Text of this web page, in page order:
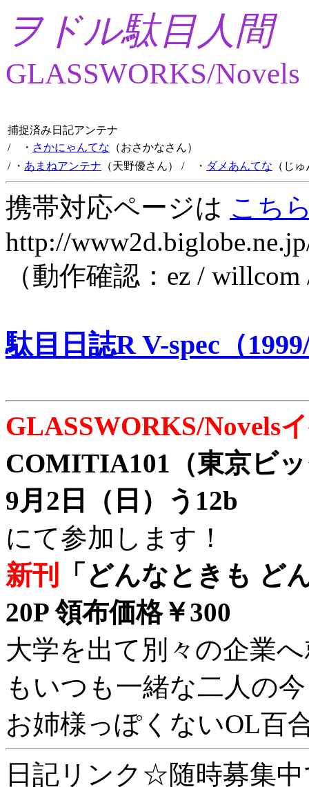
ヲドル駄目人間
GLASSWORKS/Novels
捕捉済み日記アンテナ
/ ・ さかにゃんてな （おさかなさん）
/ ・ あまねアンテナ （天野優さん） / ・ ダメあんてな （じ
携帯対応ページは こち
http://
（動作確認：ez /
駄目日誌R V-spec（
GLASSWORKS/Novels
COMITIA101（東京ビ
9月2日（日）う12b
にて参加します！
新刊
「どんなときも ど
20P 領布価格￥300
大学を出て別々の企業
もいつも一緒な二人の
お姉様っぽくないOL百
日記リンク☆随時募集